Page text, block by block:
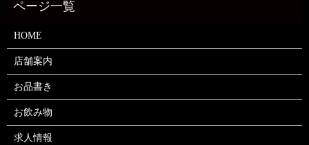
HOME
店舗案内
お品書き
お飲み物
求人情報